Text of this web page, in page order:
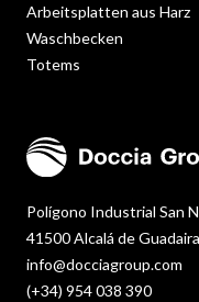
Polígono Industrial San
41500 Alcalá de
info@docciagroup.com
(+34) 954 038 390
Arbeitsplatten aus Harz
Waschbecken
Totems